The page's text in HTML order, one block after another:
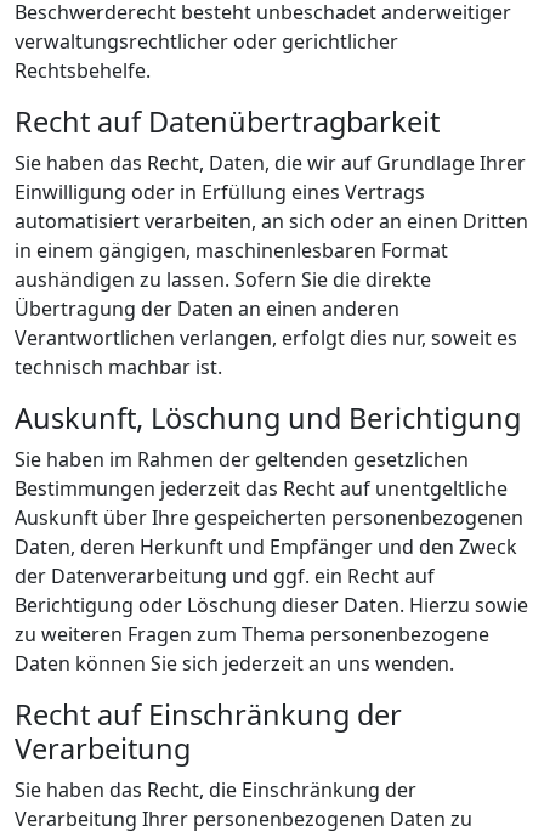
Beschwerderecht besteht unbeschadet anderweitiger
verwaltungsrechtlicher oder gerichtlicher
Rechtsbehelfe.
Recht auf Daten­übertrag­barkeit
Sie haben das Recht, Daten, die wir auf Grundlage Ihrer
Einwilligung oder in Erfüllung eines Vertrags
automatisiert verarbeiten, an sich oder an einen Dritten
in einem gängigen, maschinenlesbaren Format
aushändigen zu lassen. Sofern Sie die direkte
Übertragung der Daten an einen anderen
Verantwortlichen verlangen, erfolgt dies nur, soweit es
technisch machbar ist.
Auskunft, Löschung und Berichtigung
Sie haben im Rahmen der geltenden gesetzlichen
Bestimmungen jederzeit das Recht auf unentgeltliche
Auskunft über Ihre gespeicherten personenbezogenen
Daten, deren Herkunft und Empfänger und den Zweck
der Datenverarbeitung und ggf. ein Recht auf
Berichtigung oder Löschung dieser Daten. Hierzu sowie
zu weiteren Fragen zum Thema personenbezogene
Daten können Sie sich jederzeit an uns wenden.
Recht auf Einschränkung der
Verarbeitung
Sie haben das Recht, die Einschränkung der
Verarbeitung Ihrer personenbezogenen Daten zu